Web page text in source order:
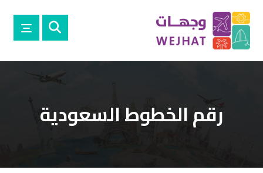
رقم الخطوط السعودية